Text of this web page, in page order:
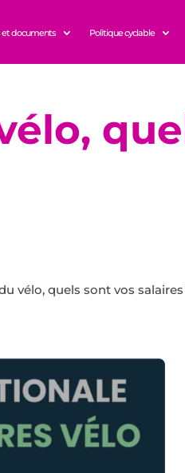
et documents Politique cyclable
vélo, quels sont vos salaires